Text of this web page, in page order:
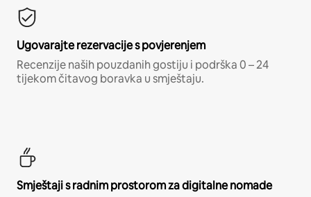
Ugovarajte rezervacije s povjerenjem
Recenzije naših pouzdanih gostiju i podrška 0 – 24
tijekom čitavog boravka u smještaju.
Smještaji s radnim prostorom za digitalne nomade